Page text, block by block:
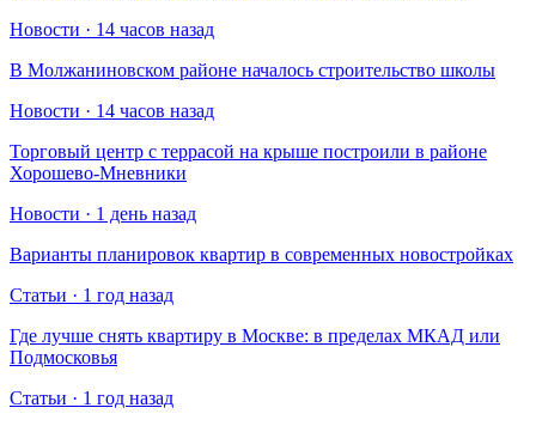
Новости · 14 часов назад
В Молжаниновском районе началось строительство школы
Новости · 14 часов назад
Торговый центр с террасой на крыше построили в районе
Хорошево-Мневники
Новости · 1 день назад
Варианты планировок квартир в современных новостройках
Статьи · 1 год назад
Где лучше снять квартиру в Москве: в пределах МКАД или
Подмосковья
Статьи · 1 год назад